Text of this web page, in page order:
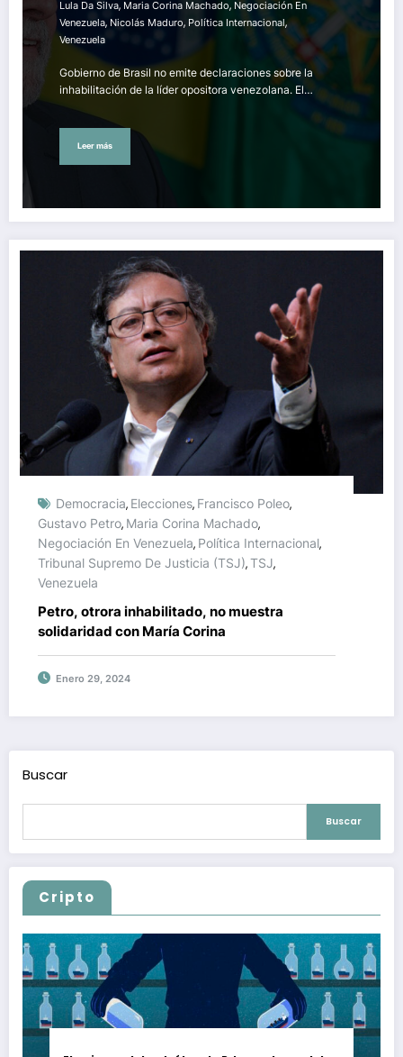
Lula Da Silva, Maria Corina Machado, Negociación En
Venezuela, Nicolás Maduro, Política Internacional,
Venezuela
Gobierno de Brasil no emite declaraciones sobre la
inhabilitación de la líder opositora venezolana. El…
Leer más
Democracia, Elecciones, Francisco Poleo,
Gustavo Petro, Maria Corina Machado,
Negociación En Venezuela, Política Internacional,
Tribunal Supremo De Justicia (TSJ),TSJ,
Venezuela
Petro, otrora inhabilitado, no muestra
solidaridad con María Corina
Enero 29, 2024
Buscar
Buscar
Cripto